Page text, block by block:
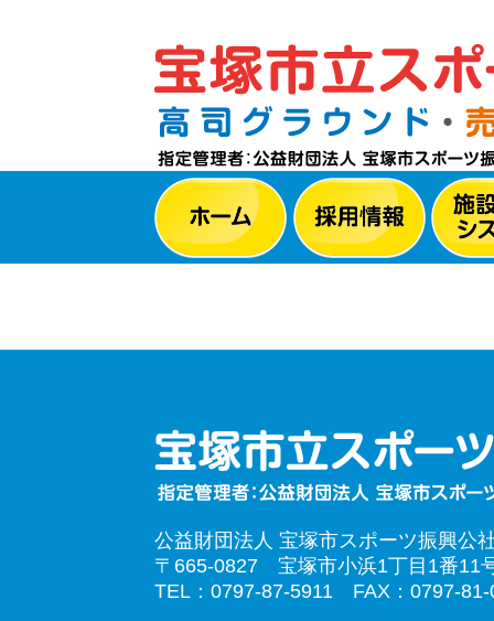
公益財団法人 宝塚市スポーツ振興公
〒665-0827 宝塚市小浜1丁目1番11
TEL：0797-87-5911 FAX：0797-81-